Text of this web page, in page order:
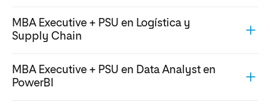
MBA Executive + PSU en Logística y
Supply Chain
MBA Executive + PSU en Data Analyst en
PowerBI